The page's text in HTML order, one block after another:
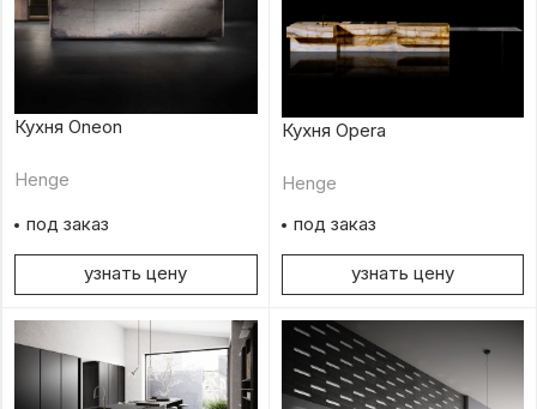
Кухня Oneon
Henge
под заказ
узнать цену
Кухня Opera
Henge
под заказ
узнать цену